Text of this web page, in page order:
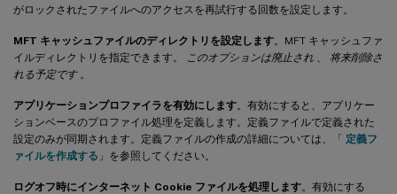
がロックされたファイルへのアクセスを再試行する回数を設定します。
MFT キャッシュファイルのディレクトリを設定します。MFT キャッシュファ
イルディレクトリを指定できます。
このオプションは廃止され
将来削除さ
れる予定です。
アプリケーションプロファイラを有効にします。有効にすると、アプリケー
ションベースのプロファイル処理を定義します。定義ファイルで定義された
設定のみが同期されます。定義ファイルの作成の詳細については、「 定義フ
ァイルを作成する 」を参照してください。
ログオフ時にインターネット Cookie ファイルを処理します。有効にする